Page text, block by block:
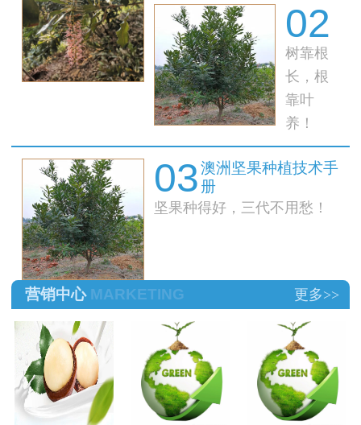
02
果树秋
季管理
技术
树靠根
长，根
靠叶
养！
03 澳洲坚果种植技术手
册
坚果种得好，三代不用愁！
营销中心 MARKETING 更多>>